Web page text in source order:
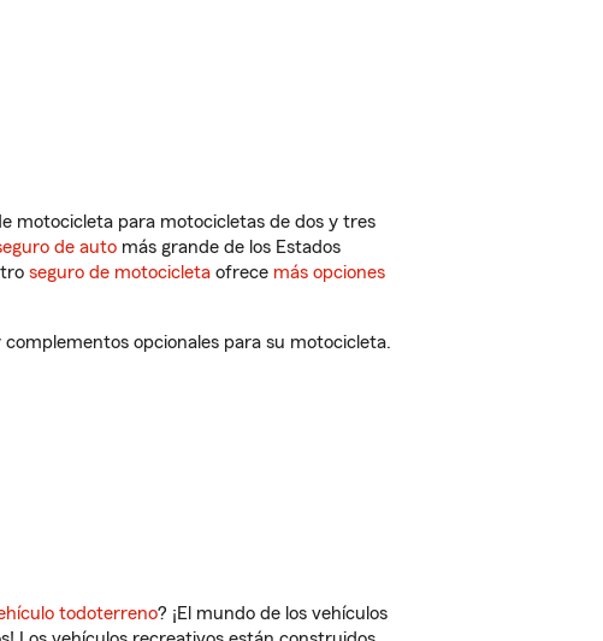
motocicleta para motocicletas de dos y tres
de auto más grande de los Estados
seguro de motocicleta ofrece más opciones
opcionales para su motocicleta.
todoterreno? ¡El mundo de los vehículos